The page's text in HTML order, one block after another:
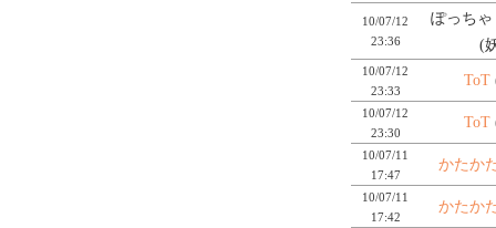
10/07/12
23:36
ぽっちゃ
(
10/07/12
23:33
ToT
10/07/12
23:30
ToT
10/07/11
17:47
かたか
10/07/11
17:42
かたか